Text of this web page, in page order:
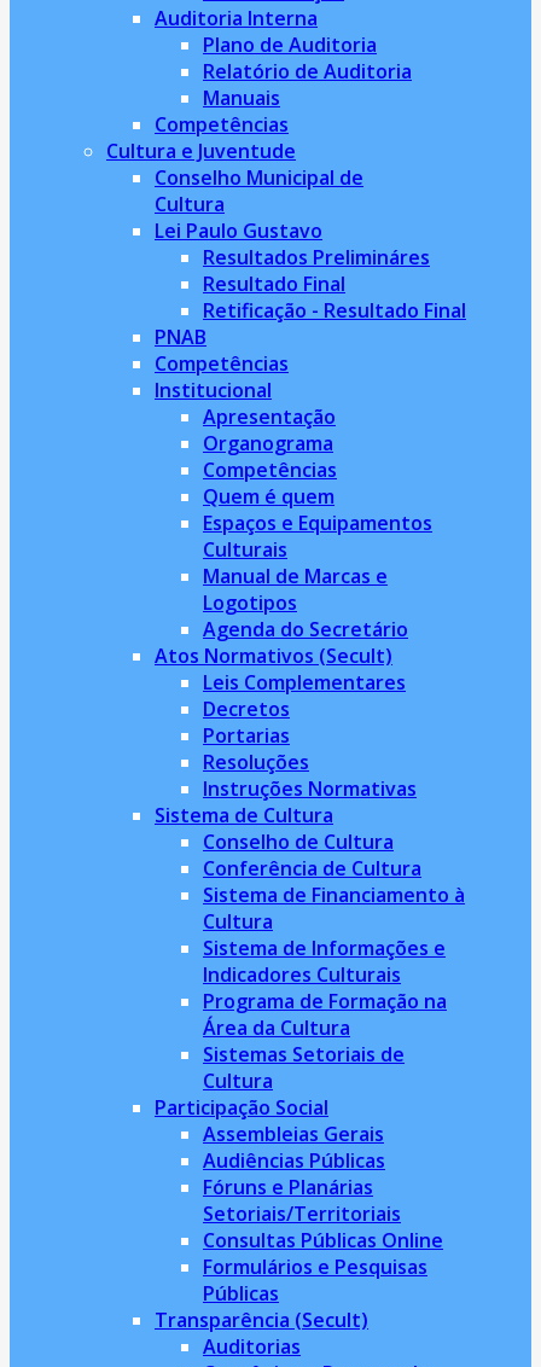
Auditoria Interna
Plano de Auditoria
Relatório de Auditoria
Manuais
Competências
Cultura e Juventude
Conselho Municipal de
Cultura
Lei Paulo Gustavo
Resultados Prelimináres
Resultado Final
Retificação - Resultado Final
PNAB
Competências
Institucional
Apresentação
Organograma
Competências
Quem é quem
Espaços e Equipamentos
Culturais
Manual de Marcas e
Logotipos
Agenda do Secretário
Atos Normativos (Secult)
Leis Complementares
Decretos
Portarias
Resoluções
Instruções Normativas
Sistema de Cultura
Conselho de Cultura
Conferência de Cultura
Sistema de Financiamento à
Cultura
Sistema de Informações e
Indicadores Culturais
Programa de Formação na
Área da Cultura
Sistemas Setoriais de
Cultura
Participação Social
Assembleias Gerais
Audiências Públicas
Fóruns e Planárias
Setoriais/Territoriais
Consultas Públicas Online
Formulários e Pesquisas
Públicas
Transparência (Secult)
Auditorias